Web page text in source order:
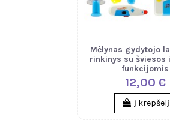
Mėlynas gydytojo
rinkinys su šviesos
funkcijomis
12,00 €
Į krepšelį